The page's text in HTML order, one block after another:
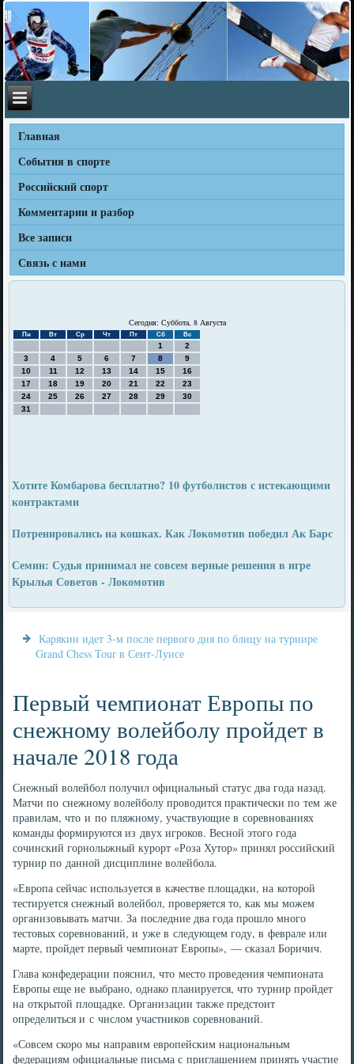
Главная
События в спорте
Российский спорт
Комментарии и разбор
Все записи
Связь с нами
Сегодня: Суббота, 8 Августа
Пн Вт Ср Чт Пт Сб Вс
1
2
3
4 5 6 7 8
9
10
11 12 13 14 15
16
17
18 19 20 21 22
23
24
25 26 27 28 29
30
31
Хотите Комбарова бесплатно? 10 футболистов с истекающими
контрактами
Потренировались на кошках. Как Локомотив победил Ак Барс
Семин: Судья принимал не совсем верные решения в игре
Крылья Советов - Локомотив
Карякин идет 3-м после первого дня по блицу на турнире
Grand Chess Tour в Сент-Луисе
Первый чемпионат Европы по
снежному волейболу пройдет в
начале 2018 года
Снежный волейбол получил официальный статус два года назад.
Матчи по снежному волейболу проводится практически по тем же
правилам, что и по пляжному, участвующие в соревнованиях
команды формируются из двух игроков. Весной этого года
сочинский горнолыжный курорт «Роза Хутор» принял российский
турнир по данной дисциплине волейбола.
«Европа сейчас используется в качестве площадки, на которой
тестируется снежный волейбол, проверяется то, как мы можем
организовывать матчи. За последние два года прошло много
тестовых соревнований, и уже в следующем году, в феврале или
марте, пройдет первый чемпионат Европы», — сказал Боричич.
Глава конфедерации пояснил, что место проведения чемпионата
Европы еще не выбрано, однако планируется, что турнир пройдет
на открытой площадке. Организации также предстоит
определиться и с числом участников соревнований.
«Совсем скоро мы направим европейским национальным
федерациям официальные письма с приглашением принять участие